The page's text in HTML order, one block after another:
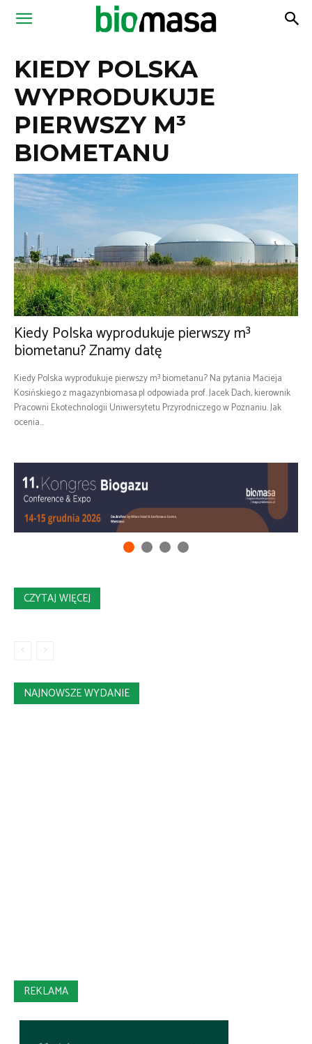
Magazyn
KIEDY POLSKA
WYPRODUKUJE
PIERWSZY M³
BIOMETANU
Kiedy Polska wyprodukuje pierwszy m³
biometanu? Znamy datę
Kiedy Polska wyprodukuje pierwszy m³ biometanu? Na pytania Macieja
Kosińskiego z magazynbiomasa.pl odpowiada prof. Jacek Dach, kierownik
Pracowni Ekotechnologii Uniwersytetu Przyrodniczego w Poznaniu. Jak
ocenia...
CZYTAJ WIĘCEJ
NAJNOWSZE WYDANIE
REKLAMA